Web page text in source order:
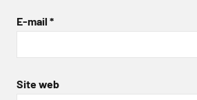
E-mail *
Site web